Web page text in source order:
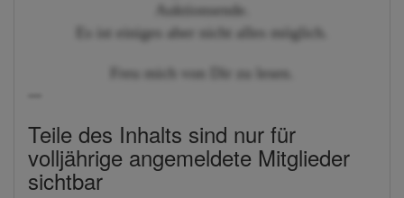
Auktionsende.
Es ist einiges aber nicht alles möglich.
Freu mich von Dir zu lesen.
Teile des Inhalts sind nur für
volljährige angemeldete Mitglieder
sichtbar